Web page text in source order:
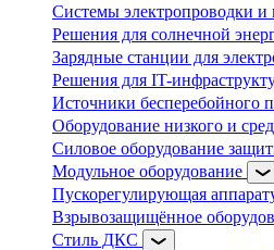
Системы электропроводки и
Решения для солнечной
Зарядные станции для
Решения для IT-
Источники бесперебойного
Оборудование низкого и
Силовое оборудование
Модульное оборудование
Пускорегулирующая
Взрывозащищённое
Стиль ДКС